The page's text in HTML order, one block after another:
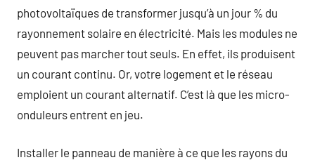
photovoltaïques de transformer jusqu’à un jour % du
rayonnement solaire en électricité. Mais les modules ne
peuvent pas marcher tout seuls. En effet, ils produisent
un courant continu. Or, votre logement et le réseau
emploient un courant alternatif. C’est là que les micro-
onduleurs entrent en jeu.
Installer le panneau de manière à ce que les rayons du